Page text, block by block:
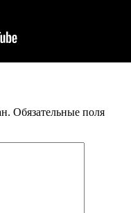
Обязательные поля